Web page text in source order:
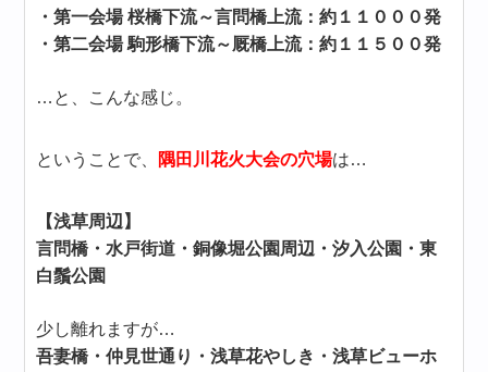
・第一会場 桜橋下流～言問橋上流：約１１０００発
・第二会場 駒形橋下流～厩橋上流：約１１５００発
…と、こんな感じ。
ということで、 隅田川花火大会の穴場は…
【浅草周辺】
言問橋・水戸街道・銅像堀公園周辺・汐入公園・東
白鬚公園
少し離れますが…
吾妻橋・仲見世通り・浅草花やしき・浅草ビューホ